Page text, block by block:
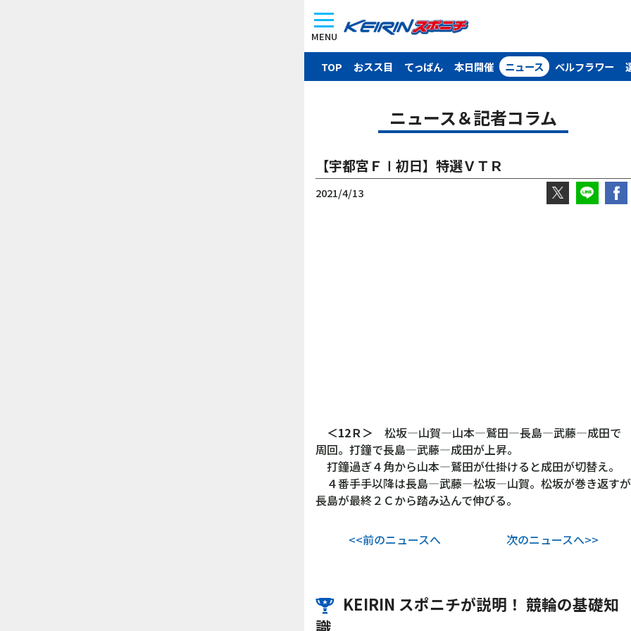
MENU
TOP おスス目 てっぱん 本日開催 ニュース ベルフラワー
ニュース＆記者コラム
【宇都宮ＦⅠ初日】特選ＶＴＲ
2021/4/13
＜12Ｒ＞ 松坂―山賀―山本―鷲田―長島―武藤―成田で
周回。打鐘で長島―武藤―成田が上昇。
打鐘過ぎ４角から山本―鷲田が仕掛けると成田が切替え。
４番手手以降は長島―武藤―松坂―山賀。松坂が巻き返すが
長島が最終２Ｃから踏み込んで伸びる。
<<前のニュースへ 次のニュースへ>>
KEIRIN スポニチが説明！ 競輪の基礎知
識